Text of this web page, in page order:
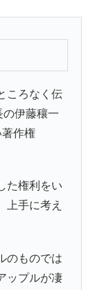
ころなく伝
の伊藤穰一
作権
た権利をい
上手に考え
のものでは
ップルが凄